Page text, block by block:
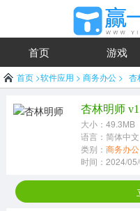
首页 游戏
首页 >软件应用 > 商务办公 > 杏
杏林明师
大小：49.3MB
语言：简体中文
类别： 商务办公
时间：2024/